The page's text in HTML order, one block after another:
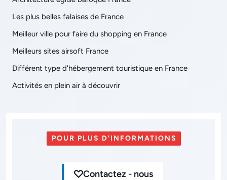
Les plus belles falaises de France
Meilleur ville pour faire du shopping en France
Meilleurs sites airsoft France
Différent type d'hébergement touristique en France
Activités en plein air à découvrir
POUR PLUS D'INFORMATIONS
Contactez - nous